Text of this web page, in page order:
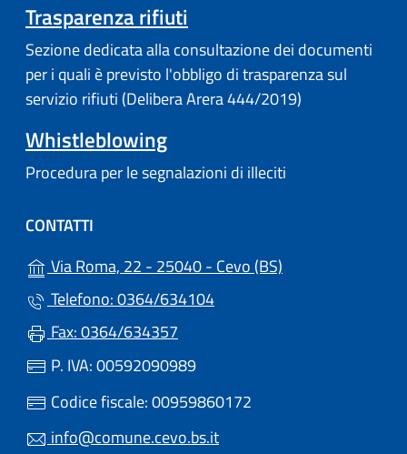
Trasparenza rifiuti
Sezione dedicata alla consultazione dei documenti
per i quali è previsto l'obbligo di trasparenza sul
servizio rifiuti (Delibera Arera 444/2019)
Whistleblowing
Procedura per le segnalazioni di illeciti
CONTATTI
Via Roma, 22 - 25040 - Cevo (BS)
Telefono: 0364/634104
Fax: 0364/634357
P. IVA: 00592090989
Codice fiscale: 00959860172
info@comune.cevo.bs.it